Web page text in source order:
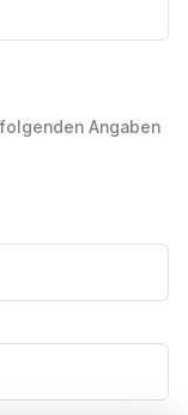
Angaben